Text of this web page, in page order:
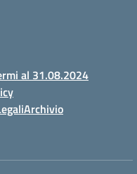
al 31.08.2024
Archivio